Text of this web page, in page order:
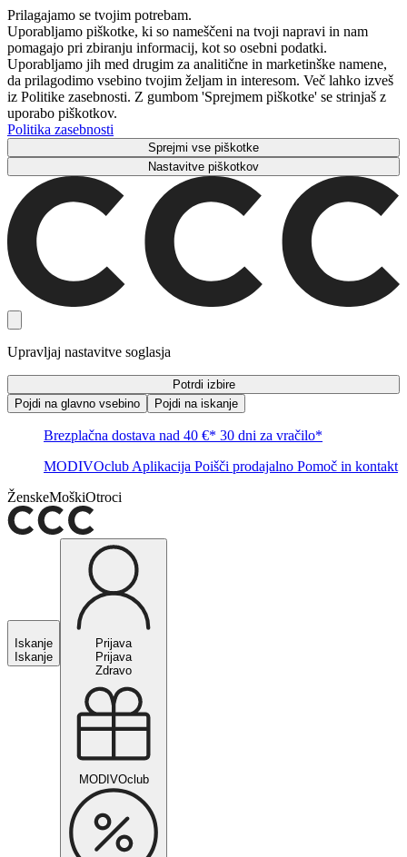
Prilagajamo se tvojim potrebam.
Uporabljamo piškotke, ki so nameščeni na tvoji napravi in ​​nam
pomagajo pri zbiranju informacij, kot so osebni podatki.
Uporabljamo jih med drugim za analitične in marketinške namene,
da prilagodimo vsebino tvojim željam in interesom. Več lahko izveš
iz Politike zasebnosti. Z gumbom 'Sprejmem piškotke' se strinjaš z
uporabo piškotkov.
Politika zasebnosti
Sprejmi vse piškotke
Nastavitve piškotkov
Upravljaj nastavitve soglasja
Potrdi izbire
Pojdi na glavno vsebino
Pojdi na iskanje
Brezplačna dostava nad 40 €* 30 dni za vračilo*
MODIVOclub Aplikacija Poišči prodajalno Pomoč in kontakt
ŽenskeMoškiOtroci
Iskanje
Iskanje
Prijava
Prijava
Zdravo
MODIVOclub